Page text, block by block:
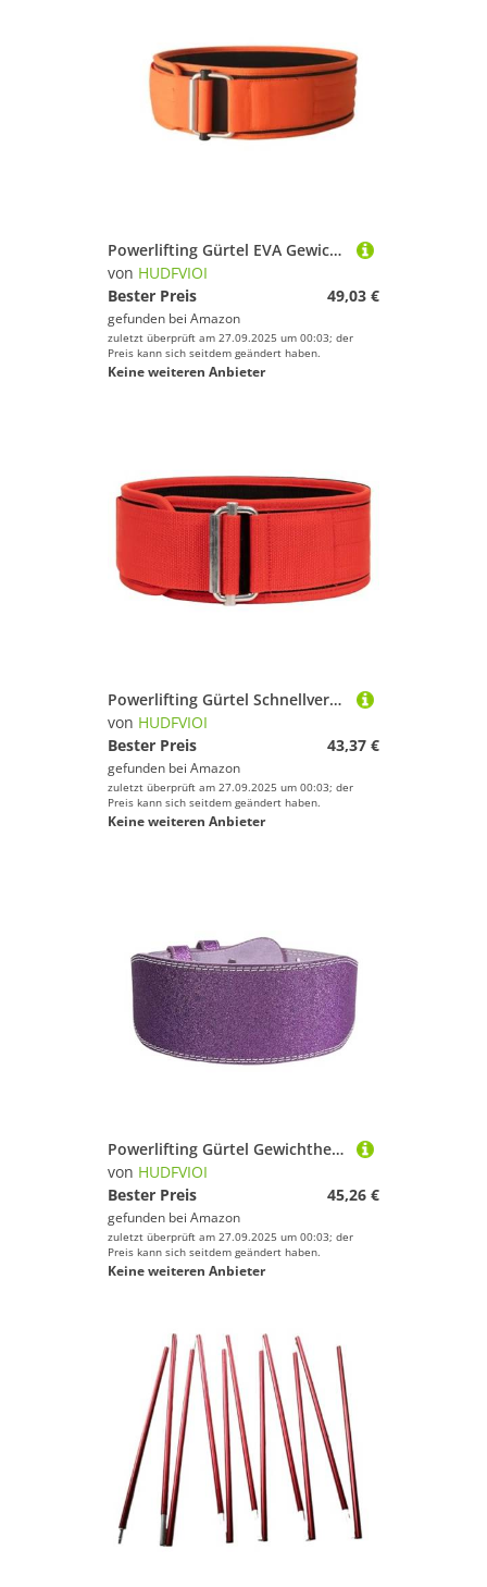
Powerlifting Gürtel EVA Gewichthebergürtel Taillenstütze for Männer Frauen Funktionelles Fitnesstraining Bodybuilding Gewichtheben Kreuzheben Schutz(Orange,M(waist 70-80cm))
von HUDFVIOI
Bester Preis
49,03 €
gefunden bei Amazon
zuletzt überprüft am 27.09.2025 um 00:03; der
Preis kann sich seitdem geändert haben.
Keine weiteren Anbieter
Powerlifting Gürtel Schnellverschluss-Gewichthebergürtel, verstellbarer Nylon-Trainingsgürtel for das Fitnessstudio for Männer und Frauen, Kreuzheben, Kniebeugen, Heben, Rückenstütze(Red,XL)
von HUDFVIOI
Bester Preis
43,37 €
gefunden bei Amazon
zuletzt überprüft am 27.09.2025 um 00:03; der
Preis kann sich seitdem geändert haben.
Keine weiteren Anbieter
Powerlifting Gürtel Gewichthebergürtel, 10,5 cm Breite, for Männer und Frauen, Fitnessstudio, Fitness, Kniebeugen, Gürtel, Rückenstütze for Powerlifting, Cross-Training, Workout(Purple,S)
von HUDFVIOI
Bester Preis
45,26 €
gefunden bei Amazon
zuletzt überprüft am 27.09.2025 um 00:03; der
Preis kann sich seitdem geändert haben.
Keine weiteren Anbieter